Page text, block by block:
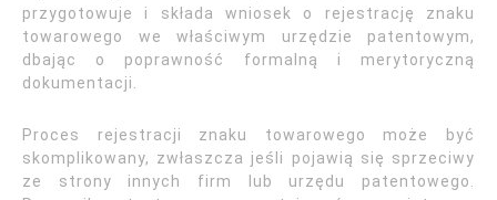
przygotowuje i składa wniosek o rejestrację znaku
towarowego we właściwym urzędzie patentowym,
dbając o poprawność formalną i merytoryczną
dokumentacji.
Proces rejestracji znaku towarowego może być
skomplikowany, zwłaszcza jeśli pojawią się sprzeciwy
ze strony innych firm lub urzędu patentowego.